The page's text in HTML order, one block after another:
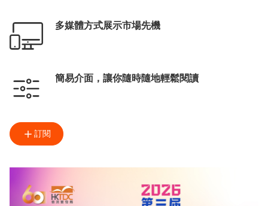
多媒體方式展示市場先機
簡易介面，讓你隨時隨地輕鬆閱讀
訂閱